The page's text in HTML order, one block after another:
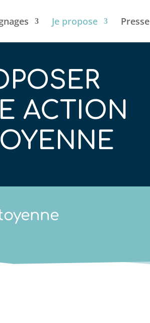
Je propose Presse
ACTION